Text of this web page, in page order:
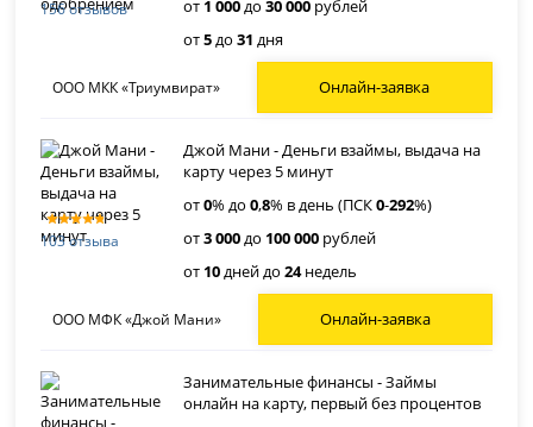
156 отзывов
от 1 000до30 000 рублей
от5до31 дня
ООО МКК «Триумвират» Онлайн-заявка
103 отзыва
Джой Мани - Деньги взаймы, выдача на
карту через 5 минут
от0% до0,8% в день (ПСК0-292%)
от3 000до 100 000 рублей
от 10дней до24недель
ООО МФК «Джой Мани» Онлайн-заявка
Занимательные финансы - Займы
онлайн на карту, первый без процентов